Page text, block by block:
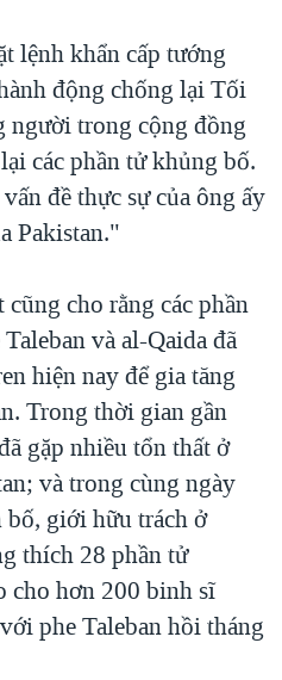
lệnh khẩn cấp tướng
động chống lại Tối
người trong cộng đồng
các phần tử khủng bố.
đề thực sự của ông ấy
Pakistan."
cũng cho rằng các phần
và al-Qaida đã
hiện nay để gia tăng
Trong thời gian gần
gặp nhiều tổn thất ở
và trong cùng ngày
bố, giới hữu trách ở
thích 28 phần tử
cho hơn 200 binh sĩ
phe Taleban hồi tháng